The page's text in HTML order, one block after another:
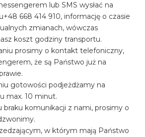
lub SMS wysłać na
668 414 910, informację o czasie
zmianach, wówczas
koszt godziny transportu.
prosimy o kontakt telefoniczny,
że są Państwo już na
gotowości podjeżdżamy na
max. 10 minut.
braku komunikacji z nami, prosimy o
w którym mają Państwo